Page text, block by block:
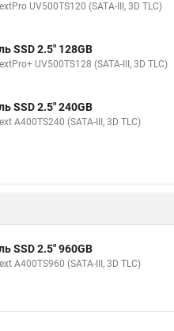
UV500TS120 (SATA-III, 3D TLC)
SSD 2.5" 128GB
UV500TS128 (SATA-III, 3D TLC)
SSD 2.5" 240GB
A400TS240 (SATA-III, 3D TLC)
SSD 2.5" 960GB
A400TS960 (SATA-III, 3D TLC)